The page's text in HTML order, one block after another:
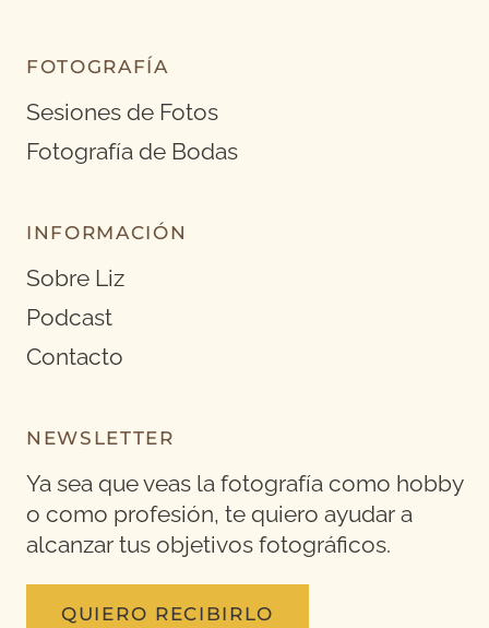
FOTOGRAFÍA
Sesiones de Fotos
Fotografía de Bodas
INFORMACIÓN
Sobre Liz
Podcast
Contacto
NEWSLETTER
Ya sea que veas la fotografía como hobby
o como profesión, te quiero ayudar a
alcanzar tus objetivos fotográficos.
QUIERO RECIBIRLO